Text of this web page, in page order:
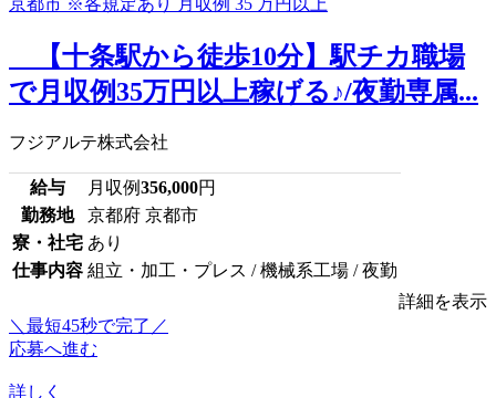
【十条駅から徒歩10分】駅チカ職場
で月収例35万円以上稼げる♪/夜勤専属...
フジアルテ株式会社
給与 月収例356,000円
勤務地
京都府 京都市
寮・社宅 あり
仕事内容 組立・加工・プレス / 機械系工場 / 夜勤
詳細を表示
＼最短45秒で完了／
応募へ進む
詳しく